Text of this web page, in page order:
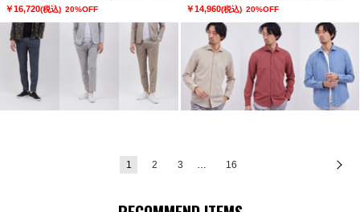
￥16,720(税込) 20%OFF ￥14,960(税込) 20%OFF
1 2 3 … 16